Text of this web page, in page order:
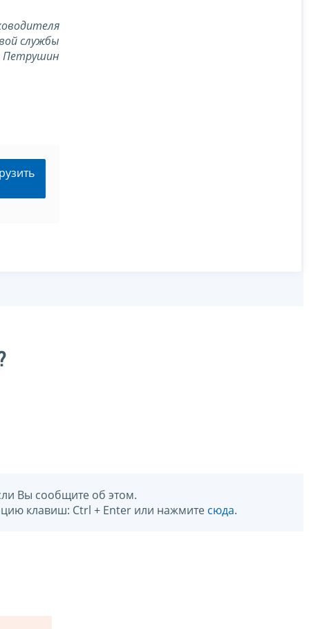
службы
Петрушин
Вы сообщите об этом.
клавиш: Ctrl + Enter или нажмите сюда.